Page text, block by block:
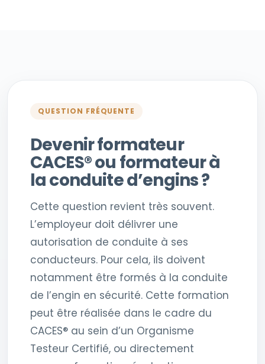
QUESTION FRÉQUENTE
Devenir formateur
CACES® ou formateur à
la conduite d’engins ?
Cette question revient très souvent.
L’employeur doit délivrer une
autorisation de conduite à ses
conducteurs. Pour cela, ils doivent
notamment être formés à la conduite
de l’engin en sécurité. Cette formation
peut être réalisée dans le cadre du
CACES® au sein d’un Organisme
Testeur Certifié, ou directement